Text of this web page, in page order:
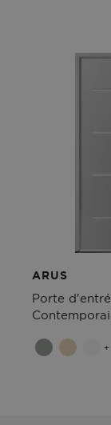
ARUS
Porte
+